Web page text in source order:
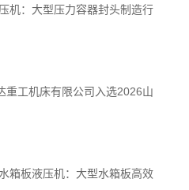
机：大型压力容器封头制造行
重工机床有限公司入选2026山
箱板液压机：大型水箱板高效